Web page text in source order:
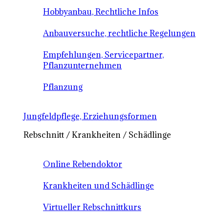
Hobbyanbau, Rechtliche Infos
Anbauversuche, rechtliche Regelungen
Empfehlungen, Servicepartner,
Pflanzunternehmen
Pflanzung
Jungfeldpflege, Erziehungsformen
Rebschnitt / Krankheiten / Schädlinge
Online Rebendoktor
Krankheiten und Schädlinge
Virtueller Rebschnittkurs